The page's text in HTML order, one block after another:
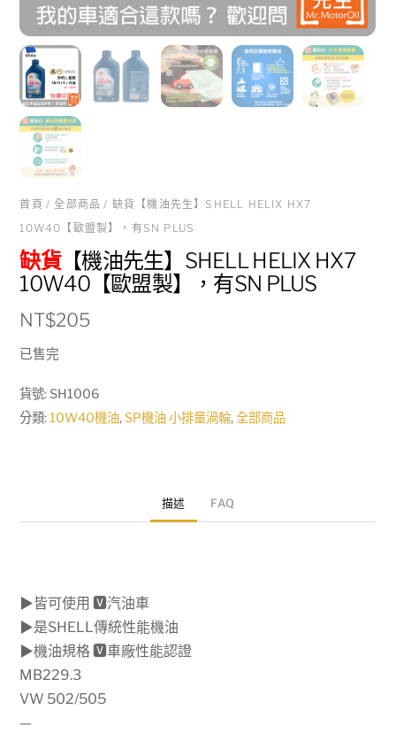
首頁 /全部商品 / 缺貨【機油先生】SHELL HELIX HX7
10W40【歐盟製】，有SN PLUS
缺貨【機油先生】SHELL HELIX HX7
10W40【歐盟製】，有SN PLUS
NT$205
已售完
貨號: SH1006
分類:10W40機油,SP機油 小排量渦輪,全部商品
描述 FAQ
▶皆可使用 🆅汽油車
▶是SHELL傳統性能機油
▶機油規格 🆅車廠性能認證
MB229.3
VW 502/505
—